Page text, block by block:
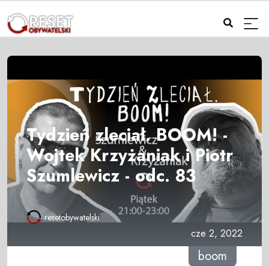
Tydzień zleciał. BOOM! -
Wojtek Krzyżaniak i Piotr
Szumlewicz - odc. 83
resetobywatelski
cze 2, 2022
boom